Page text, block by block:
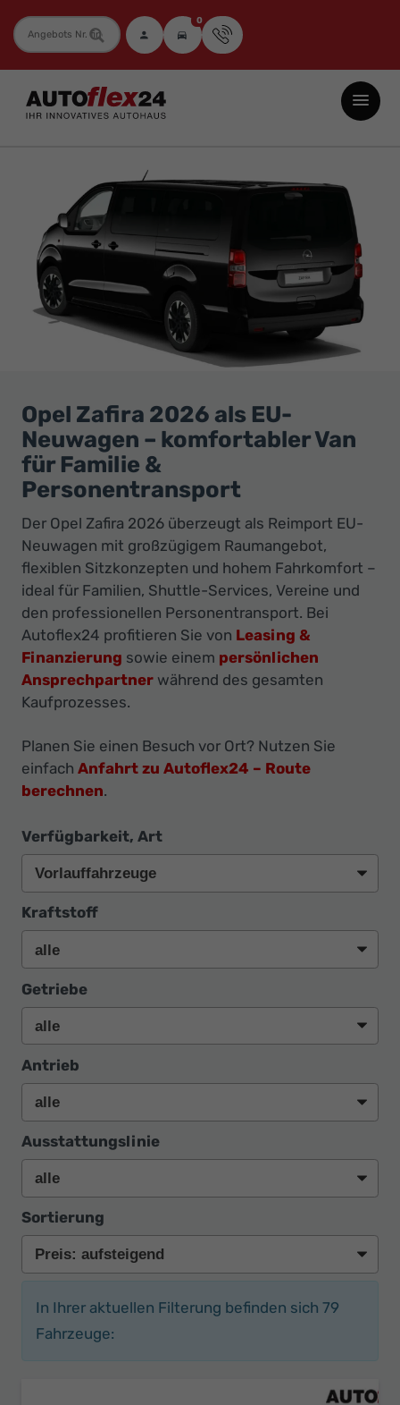
Fahrzeugnummer 0
Autoflex24
GmbH
Neuwagen
Jahreswagen
und
Gebrauchtwagen
Top-
Ihr
Innovatives
Autohaus
Opel Zafira 2026 als EU-
Neuwagen – komfortabler Van
für Familie &
Personentransport
Der Opel Zafira 2026 überzeugt als Reimport EU-
Neuwagen mit großzügigem Raumangebot,
flexiblen Sitzkonzepten und hohem Fahrkomfort –
ideal für Familien, Shuttle-Services, Vereine und
den professionellen Personentransport. Bei
Autoflex24 profitieren Sie von Leasing &
Finanzierung sowie einem persönlichen
Ansprechpartner während des gesamten
Kaufprozesses.
Planen Sie einen Besuch vor Ort? Nutzen Sie
einfach Anfahrt zu Autoflex24 – Route
berechnen.
Verfügbarkeit, Art
Kraftstoff
Getriebe
Antrieb
Ausstattungslinie
Sortierung
In Ihrer aktuellen Filterung befinden sich 79
Fahrzeuge: